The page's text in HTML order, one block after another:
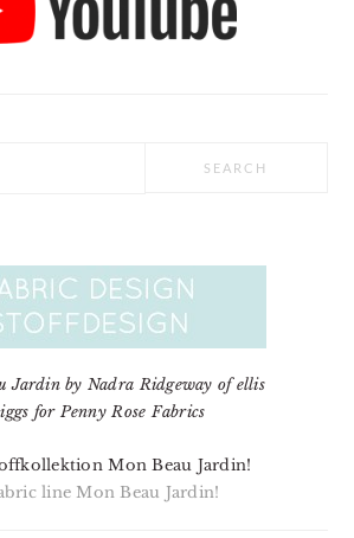
Mon Beau Jardin!
line Mon Beau Jardin!